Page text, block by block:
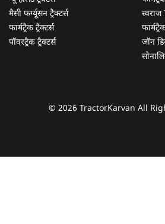
मैसी फर्ग्यूसन ट्रैक्टर्स
फार्मट्रैक ट्रैक्टर्स
पॉवरट्रैक ट्रैक्टर्स
स्वराज
जॉन
© 2026 TractorKarvan All